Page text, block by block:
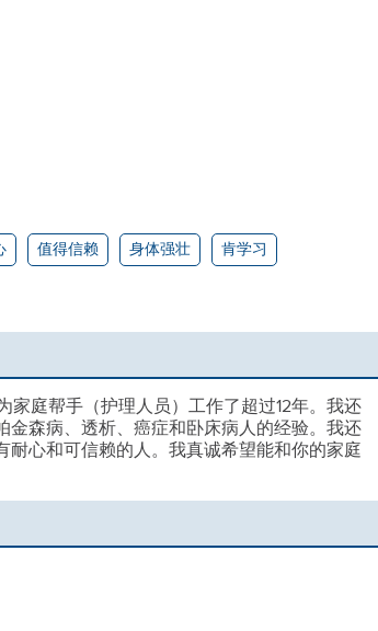
值得信赖 身体强壮 肯学习
庭帮手（护理人员）工作了超过12年。我还
森病、透析、癌症和卧床病人的经验。我还
心和可信赖的人。我真诚希望能和你的家庭